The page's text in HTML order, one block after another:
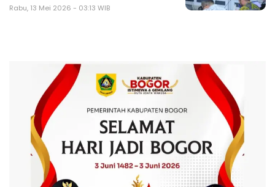
Rabu, 13 Mei 2026 - 03:13 WIB